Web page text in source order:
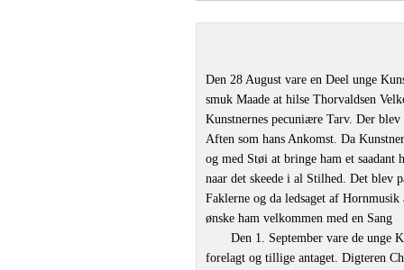
Den 28 August vare en Deel unge
smuk Maade at hilse Thorvaldsen
Kunstnernes pecuniære Tarv. Der
Aften som hans Ankomst. Da
og med Støi at bringe ham et saadant
naar det skeede i al Stilhed. Det blev
Faklerne og da ledsaget af
ønske ham velkommen med en Sang
Den 1. September vare de unge
forelagt og tillige antaget. Digteren